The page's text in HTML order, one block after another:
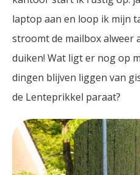
laptop aan en loop ik mijn
stroomt de mailbox alweer
duiken! Wat ligt er nog op
dingen blijven liggen van
de Lenteprikkel paraat?